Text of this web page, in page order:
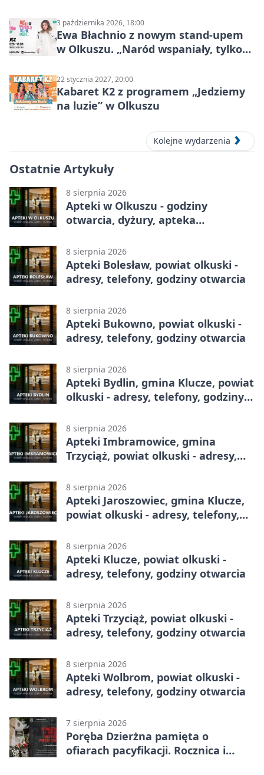
3 października 2026, 18:00
Ewa Błachnio z nowym stand-upem
w Olkuszu. „Naród wspaniały, tylko
22 stycznia 2027, 20:00
Kabaret K2 z programem „Jedziemy
na luzie” w Olkuszu
Kolejne wydarzenia
Ostatnie Artykuły
8 sierpnia 2026
Apteki w Olkuszu - godziny
otwarcia, dyżury, apteka
8 sierpnia 2026
Apteki Bolesław, powiat olkuski -
adresy, telefony, godziny otwarcia
8 sierpnia 2026
Apteki Bukowno, powiat olkuski -
adresy, telefony, godziny otwarcia
8 sierpnia 2026
Apteki Bydlin, gmina Klucze, powiat
olkuski - adresy, telefony, godziny
8 sierpnia 2026
Apteki Imbramowice, gmina
Trzyciąż, powiat olkuski - adresy,
8 sierpnia 2026
Apteki Jaroszowiec, gmina Klucze,
powiat olkuski - adresy, telefony,
8 sierpnia 2026
Apteki Klucze, powiat olkuski -
adresy, telefony, godziny otwarcia
8 sierpnia 2026
Apteki Trzyciąż, powiat olkuski -
adresy, telefony, godziny otwarcia
8 sierpnia 2026
Apteki Wolbrom, powiat olkuski -
adresy, telefony, godziny otwarcia
7 sierpnia 2026
Poręba Dzierżna pamięta o
ofiarach pacyfikacji. Rocznica i